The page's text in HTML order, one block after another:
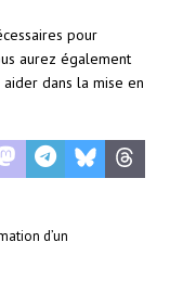
pour
aurez également
dans la mise en
d’un